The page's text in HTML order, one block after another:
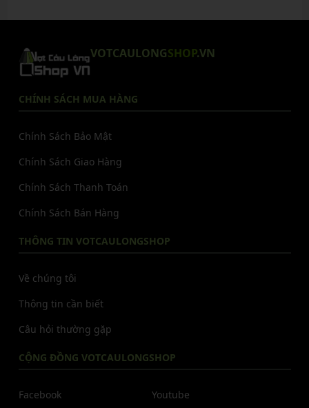
VOTCAULONGSHOP.VN
CHÍNH SÁCH MUA HÀNG
Chính Sách Bảo Mật
Chính Sách Giao Hàng
Chính Sách Thanh Toán
Chính Sách Bán Hàng
THÔNG TIN VOTCAULONGSHOP
Về chúng tôi
Thông tin cần biết
Câu hỏi thường gặp
CỘNG ĐỒNG VOTCAULONGSHOP
Facebook
Youtube